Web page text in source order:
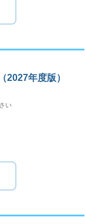
2027年度版）
い